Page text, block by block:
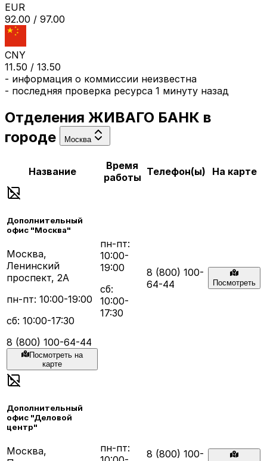
EUR
92.00 / 97.00
CNY
11.50 / 13.50
- информация о коммиссии неизвестна
- последняя проверка ресурса 1 минуту назад
Отделения ЖИВАГО БАНК в
городе
Москва
Название
Время
работы Телефон(ы) На карте
Дополнительный
офис "Москва"
Москва,
Ленинский
проспект, 2А
пн-пт: 10:00-19:00
сб: 10:00-17:30
8 (800) 100-64-44
Посмотреть на
карте
пн-пт:
10:00-
19:00
сб:
10:00-
17:30
8 (800) 100-
64-44
Посмотреть
Дополнительный
офис "Деловой
центр"
Москва,
пн-пт:
8 (800) 100-